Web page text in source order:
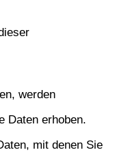
werden
Daten erhoben.
mit denen Sie